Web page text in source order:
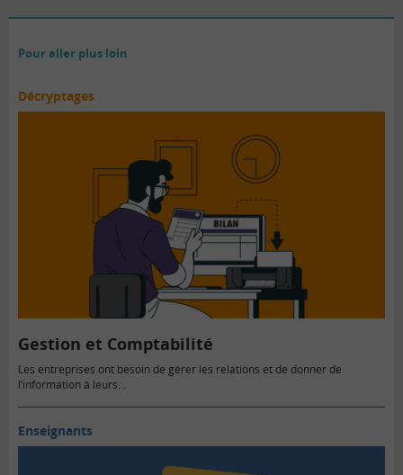
Pour aller plus loin
Décryptages
Gestion et Comptabilité
Les entreprises ont besoin de gérer les relations et de donner de
l’information à leurs...
Enseignants